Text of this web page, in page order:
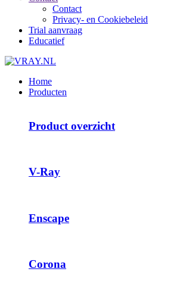
Contact
Privacy- en Cookiebeleid
Trial aanvraag
Educatief
Home
Producten
Product overzicht
V-Ray
Enscape
Corona